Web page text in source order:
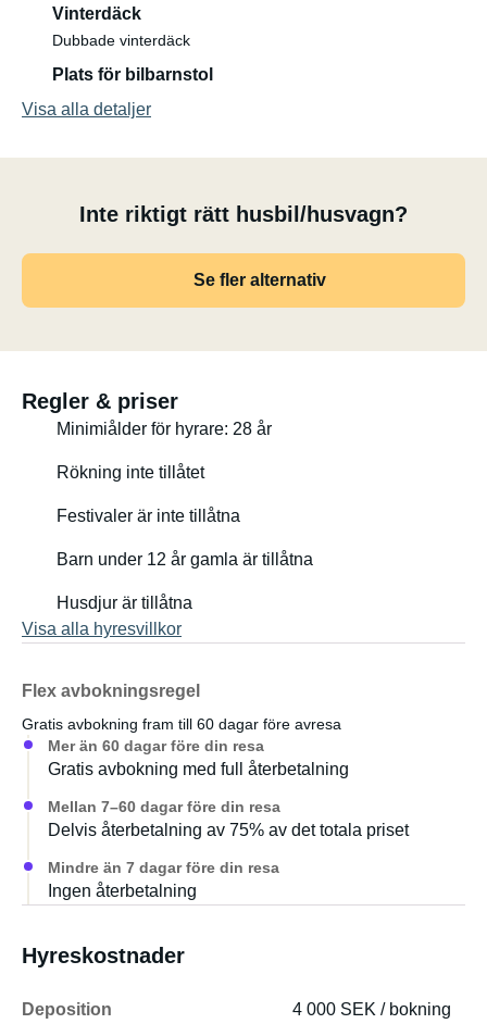
Vinterdäck
Dubbade vinterdäck
Plats för bilbarnstol
Visa alla detaljer
Inte riktigt rätt husbil/husvagn?
Se fler alternativ
Regler & priser
Minimiålder för hyrare: 28 år
Rökning inte tillåtet
Festivaler är inte tillåtna
Barn under 12 år gamla är tillåtna
Husdjur är tillåtna
Visa alla hyresvillkor
Flex avbokningsregel
Gratis avbokning fram till 60 dagar före avresa
Mer än 60 dagar före din resa
Gratis avbokning med full återbetalning
Mellan 7–60 dagar före din resa
Delvis återbetalning av 75% av det totala priset
Mindre än 7 dagar före din resa
Ingen återbetalning
Hyreskostnader
Deposition
4 000 SEK / bokning